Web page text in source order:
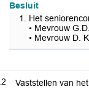
Besluit
Het
• Mevrouw
• Mevrouw D.
Vaststellen van